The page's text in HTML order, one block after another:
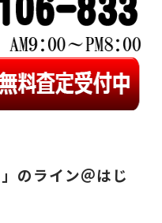
」のライン＠はじ